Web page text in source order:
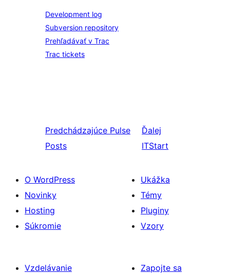
Development log
Subversion repository
Prehľadávať v Trac
Trac tickets
Predchádzajúce Pulse
Posts
Ďalej
ITStart
O WordPress
Novinky
Hosting
Súkromie
Ukážka
Témy
Pluginy
Vzory
Vzdelávanie
Zapojte sa